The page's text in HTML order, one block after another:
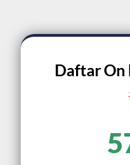
Daftar